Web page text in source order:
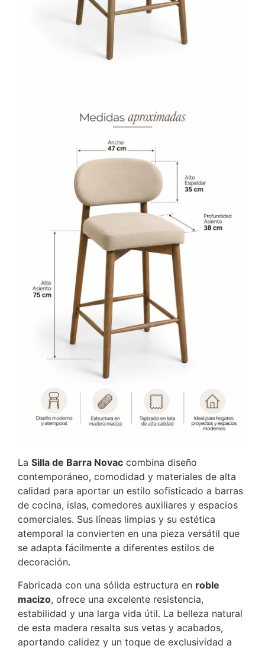
La Silla de Barra Novac combina diseño
contemporáneo, comodidad y materiales de alta
calidad para aportar un estilo sofisticado a barras
de cocina, islas, comedores auxiliares y espacios
comerciales. Sus líneas limpias y su estética
atemporal la convierten en una pieza versátil que
se adapta fácilmente a diferentes estilos de
decoración.
Fabricada con una sólida estructura en roble
macizo, ofrece una excelente resistencia,
estabilidad y una larga vida útil. La belleza natural
de esta madera resalta sus vetas y acabados,
aportando calidez y un toque de exclusividad a